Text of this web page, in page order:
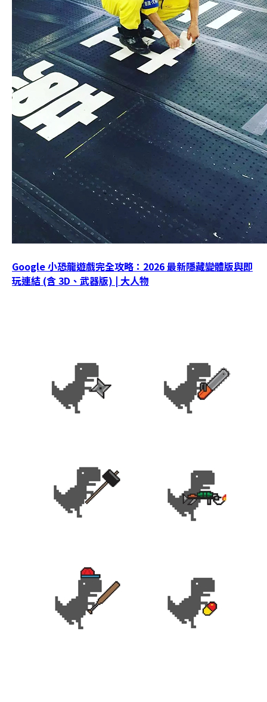
Google 小恐龍遊戲完全攻略：2026 最新隱藏變體版與即
玩連結 (含 3D、武器版) | 大人物